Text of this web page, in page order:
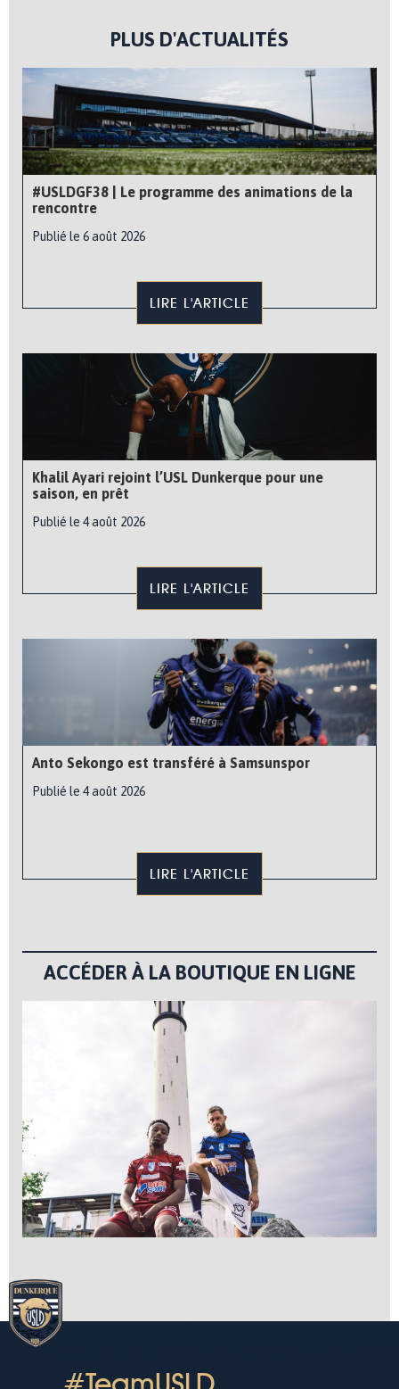
PLUS D'ACTUALITÉS
#USLDGF38 | Le programme des animations de la
rencontre
Publié le 6 août 2026
LIRE L'ARTICLE
Khalil Ayari rejoint l’USL Dunkerque pour une
saison, en prêt
Publié le 4 août 2026
LIRE L'ARTICLE
Anto Sekongo est transféré à Samsunspor
Publié le 4 août 2026
LIRE L'ARTICLE
ACCÉDER À LA BOUTIQUE EN LIGNE